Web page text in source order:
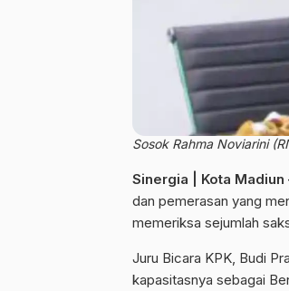
Sosok Rahma Noviarini
Sinergia | Kota Madiun
dan pemerasan yang
memeriksa sejumlah
Juru Bicara KPK, Budi
kapasitasnya sebagai